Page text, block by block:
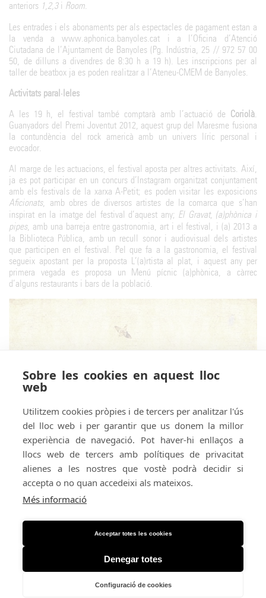
anteriors 1,2,3i Room.
Les entrades i els abonaments per als espectacles de pagament estan a
la venda a www.aphonica.banyoles.cat i a l’Oficina d’Atenció
Ciutadana de l’Ajuntament de Banyoles (Pg. Indústria, 25 // 972 57 00
50, de dilluns a divendres de 8:30 h a 19 h). Les inscripcions per al
taller de beatbox ja es poden realitzar a l’Ateneu-CMEM de Banyoles.
Activitats paral·leles
A les 19 h, el festival també comptarà amb l’actuació de Coriolà.
Guanyadors del Premi Joventut 2012, aquest grup del Maresme fusiona
la contundència del rock americà amb un univers líric personal i
evocador.
Al marge de les actuacions, el festival aposta per altres activitats. Així,
ja es pot participar en un concurs d’Instagram organitzat conjuntament
amb els festivals de la xarxa A-Petit; es poden visitar les exposicions
Aficionats, amb obres de diversos artistes de la comarca que s’han
inspirat en la imatge del festival d’aquest any; El Gravat, (a)phònica i
pipes, amb una barreja entre gastronomia, art i el festival, i (a) 2013 a
la Biblioteca Pública, amb un recull sonor i audiovisual dels artistes
que participen en el festival. Pel que fa a la gastronomia, el festival
segueix apostant per la proposta L’(a)rtista al plat, i aquest any per
primera vegada es proposa un Menú pícnic (a)phònica, a càrrec
d’alguns restaurants i bars de la població.
Amb el suport de:
Sobre les cookies en aquest lloc
web
Utilitzem cookies pròpies i de tercers per analitzar l'ús
del lloc web i per garantir que us donem la millor
experiència de navegació. Pot haver-hi enllaços a
llocs web de tercers amb polítiques de privacitat
alienes a les nostres que vostè podrà decidir si
accepta o no quan accedeixi als mateixos.
Més informació
Acceptar totes les cookies
Denegar totes
Configuració de cookies